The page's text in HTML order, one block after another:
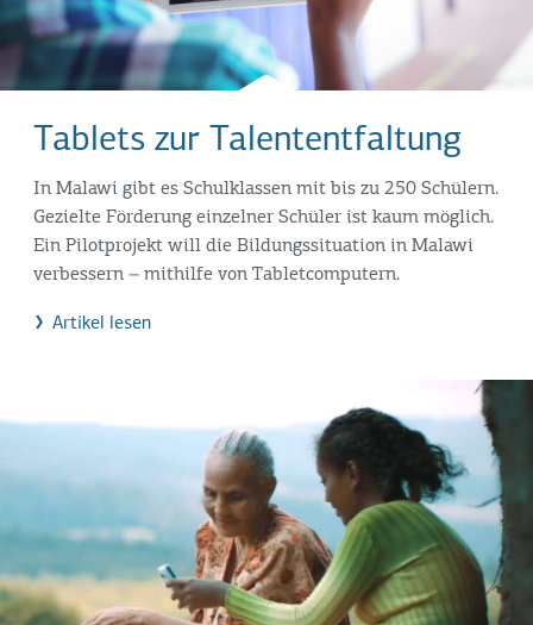
Tablets zur Talententfaltung
In Malawi gibt es Schulklassen mit bis zu 250 Schülern.
Gezielte Förderung einzelner Schüler ist kaum möglich.
Ein Pilotprojekt will die Bildungssituation in Malawi
verbessern – mithilfe von Tabletcomputern.
Artikel lesen